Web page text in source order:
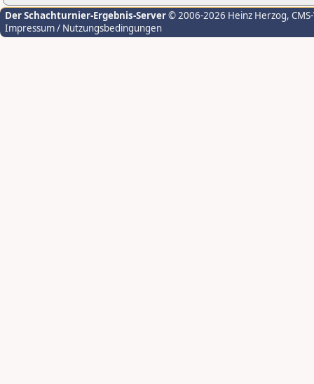
Der Schachturnier-Ergebnis-Server© 2006-2026 Heinz Herzog,
Impressum / Nutzungsbedingungen